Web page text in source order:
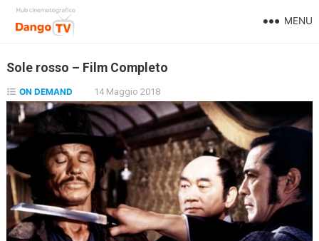
MENU
Sole rosso – Film Completo
ON DEMAND 14 Maggio 2018